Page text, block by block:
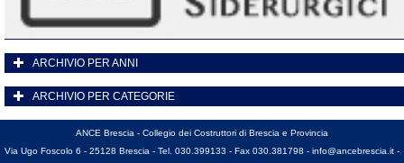
ARCHIVIO PER ANNI
ARCHIVIO PER CATEGORIE
ANCE Brescia - Collegio dei Costruttori di Brescia e Provincia
Via Ugo Foscolo 6 - 25128 Brescia - Tel. 030.399133 - Fax 030.381798 - info@ancebrescia.it -